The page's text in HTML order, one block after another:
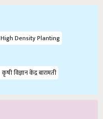
High Density Planting
कृषी विज्ञान केंद्र बारामती